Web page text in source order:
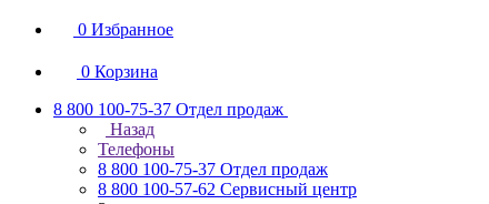
0 Избранное
0 Корзина
8 800 100-75-37 Отдел продаж
Назад
Телефоны
8 800 100-75-37 Отдел продаж
8 800 100-57-62 Сервисный центр